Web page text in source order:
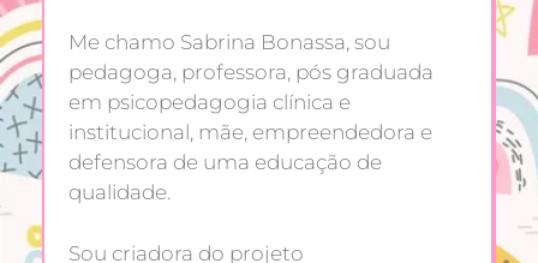
Me chamo Sabrina Bonassa, sou
pedagoga, professora, pós graduada
em psicopedagogia clínica e
institucional, mãe, empreendedora e
defensora de uma educação de
qualidade.
Sou criadora do projeto